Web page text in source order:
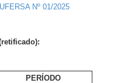
Nº 01/2025
PERÍODO